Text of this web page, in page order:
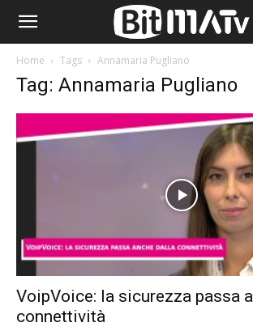
Home Tags Annamaria Pugliano
Tag: Annamaria Pugliano
VoipVoice: la sicurezza passa
connettività